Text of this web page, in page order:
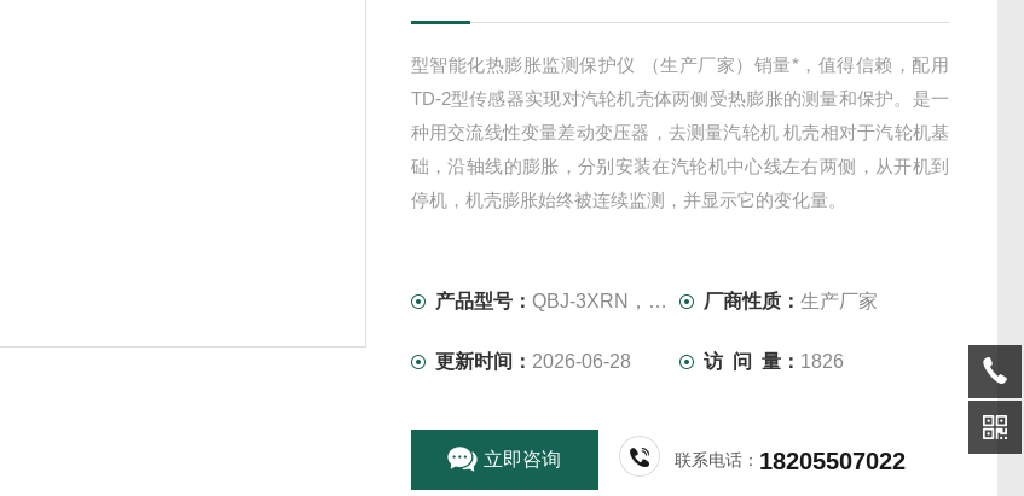
型智能化热膨胀监测保护仪 （生产厂家）销量*，值得信赖，配用
TD-2型传感器实现对汽轮机壳体两侧受热膨胀的测量和保护。是一
种用交流线性变量差动变压器，去测量汽轮机 机壳相对于汽轮机基
础，沿轴线的膨胀，分别安装在汽轮机中心线左右两侧，从开机到
停机，机壳膨胀始终被连续监测，并显示它的变化量。
产品型号： QBJ-3XRN，DF9032 厂商性质：生产厂家
更新时间： 2026-06-28 访 问 量： 1826
立即咨询 联系电话： 18205507022